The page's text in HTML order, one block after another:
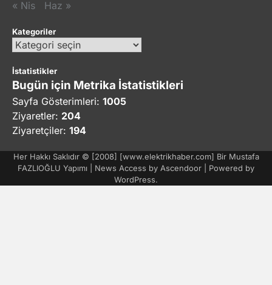
« Nis Haz »
Kategoriler
Kategoriler
İstatistikler
Bugün için Metrika İstatistikleri
Sayfa Gösterimleri: 1005
Ziyaretler: 204
Ziyaretçiler: 194
Her Hakkı Saklıdır © [2008] [www.elektrikhaber.com] Bir Mustafa
FAZLIOĞLU Yapımı | News Access by Ascendoor | Powered by
WordPress.